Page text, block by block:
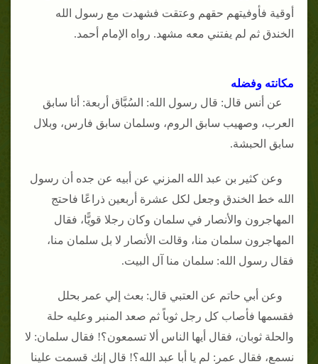
أوقية فأوفيتهم حقهم وعتقت فشهدت مع رسول الله
الخندق ثم لم يفتني معه مشهد. رواه الإمام أحمد.
مكانته وفضله
عن أنس قال: قال رسول الله: السُبَّاق أربعة: أنا سابق
العرب، وصهيب سابق الروم، وسلمان سابق فارس، وبلال
سابق الحبشة.
وعن كثير بن عبد الله المزني عن أبيه عن جده أن رسول
الله خط الخندق وجعل لكل عشرة أربعين ذراعًا فاحتج
المهاجرون والأنصار في سلمان وكان رجلا قويًّا، فقال
المهاجرون سلمان منا، وقالت الأنصار لا بل سلمان منا،
فقال رسول الله: سلمان منا آل البيت.
وعن أبي حاتم عن العتبي قال: بعث إلي عمر بحلل
فقسمها فأصاب كل رجل ثوباً ثم صعد المنبر وعليه حلة
والحلة ثوبان، فقال أيها الناس ألا تسمعون؟! فقال سلمان: لا
نسمع، فقال عمر: لم يا أبا عبد الله؟! قال إنك قسمت علينا